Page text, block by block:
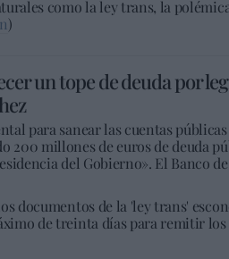
como la ley trans, la
)
un tope de deuda por
para sanear las cuentas
200 millones de euros de deuda
del Gobierno». El Banco
documentos de la 'ley trans'
de treinta días para remitir los